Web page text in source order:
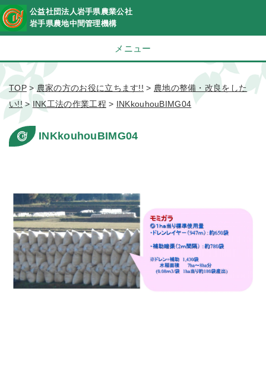
公益社団法人岩手県農業公社
岩手県農地中間管理機構
メニュー
TOP>農家の方のお役に立ちます!! > 農地の整備・改良をした
い!!> INK工法の作業工程 > INKkouhouBIMG04
INKkouhouBIMG04